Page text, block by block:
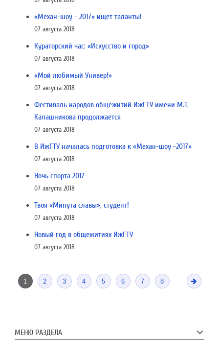
«Механ-шоу - 2017» ищет таланты!
07 августа 2018
Кураторский час: «Искусство и город»
07 августа 2018
«Мой любимый Универ!»
07 августа 2018
Фестиваль народов общежитий ИжГТУ имени М.Т.
Калашникова продолжается
07 августа 2018
В ИжГТУ началась подготовка к «Механ-шоу -2017»
07 августа 2018
Ночь спорта 2017
07 августа 2018
Твоя «Минута славы», студент!
07 августа 2018
Новый год в общежитиях ИжГТУ
07 августа 2018
1 2 3 4 5 6 7 8
МЕНЮ РАЗДЕЛА